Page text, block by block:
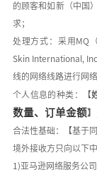
的顾客和如新（中国
求；
处理方式：采用 MQ
Skin International,
线的网络线路进行网络
个人信息的种类：【
数量、订单金额】
合法性基础：【基于
境外接收方只向以下
1)亚马逊网络服务公